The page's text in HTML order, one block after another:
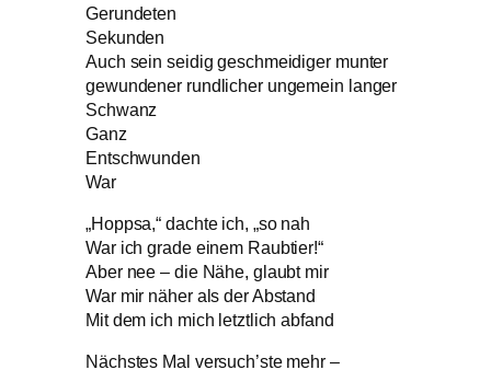
Gerundeten
Sekunden
Auch sein seidig geschmeidiger munter
gewundener rundlicher ungemein langer
Schwanz
Ganz
Entschwunden
War
„Hoppsa,“ dachte ich, „so nah
War ich grade einem Raubtier!“
Aber nee – die Nähe, glaubt mir
War mir näher als der Abstand
Mit dem ich mich letztlich abfand
Nächstes Mal versuch’ste mehr –